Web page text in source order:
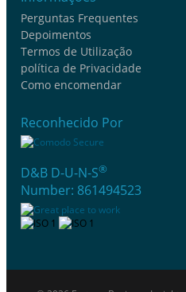
Perguntas Frequentes
Depoimentos
Termos de Utilização
política de Privacidade
Como encomendar
Reconhecido Por
D&B D-U-N-S®
Number: 861494523